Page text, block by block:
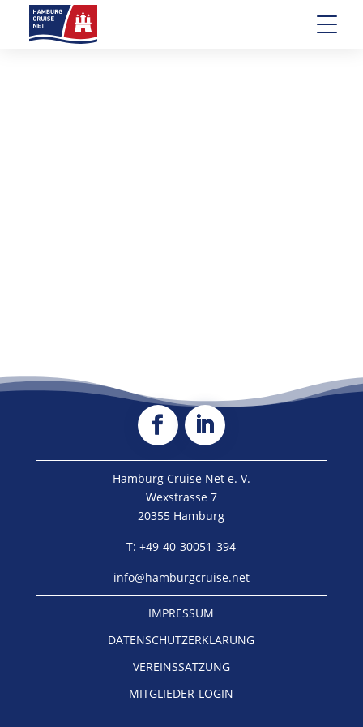
Hamburg Cruise Net e. V.
Wexstrasse 7
20355 Hamburg
T: +49-40-30051-394
info@hamburgcruise.net
IMPRESSUM
DATENSCHUTZERKLÄRUNG
VEREINSSATZUNG
MITGLIEDER-LOGIN